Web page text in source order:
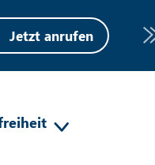
Jetzt anrufen